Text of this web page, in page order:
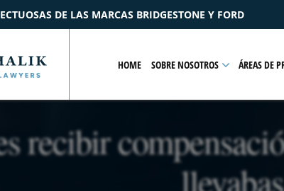
Y FORD $2.2MACUERDOPOR UN ACCIDENTE
HOME SOBRE NOSOTROS ÁREAS DE
recibir